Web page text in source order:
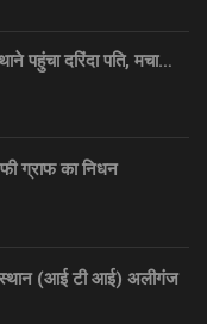
पहुंचा दरिंदा पति, मचा…
ग्राफ का निधन
(आई टी आई) अलीगंज